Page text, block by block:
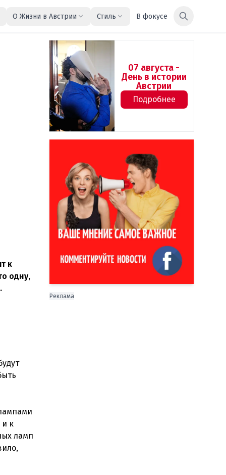
О Жизни в Австрии Стиль В фокусе
к
одну,
и к
ламп
07 августа -
День в истории
Австрии
Подробнее
Реклама